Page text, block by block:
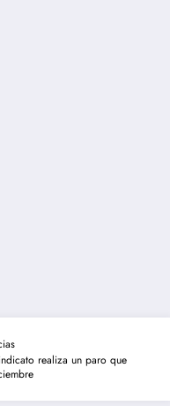
realiza un paro que